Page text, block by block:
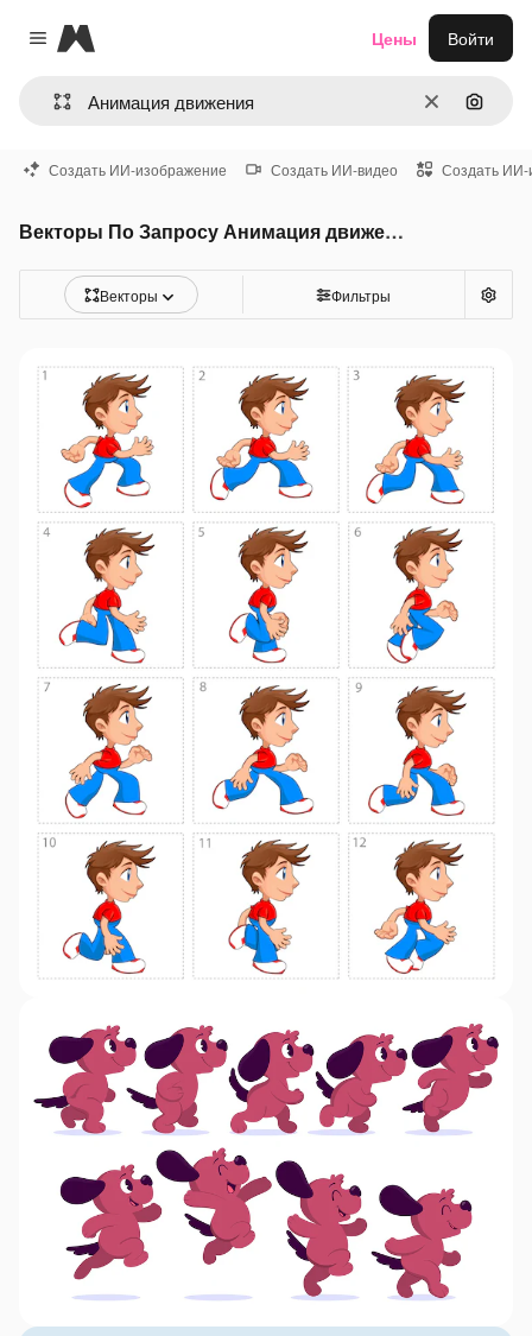
Close menu
Magnific
ОчиститьПоиск
Цены Войти
Создать ИИ-изображение Создать ИИ-видео Создать ИИ-
Векторы По Запросу Анимация движения
Векторы Фильтры